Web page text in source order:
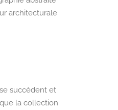
architecturale
succèdent et
la collection